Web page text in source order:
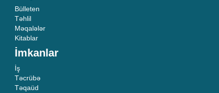
Bülleten
Təhlil
Məqalələr
Kitablar
İmkanlar
İş
Təcrübə
Təqaüd